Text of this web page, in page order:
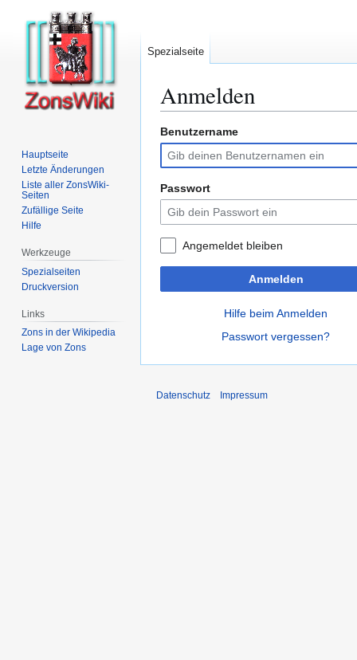
Anmelden
Zur
Navigation
springen
Zur
Suche
springen
Benutzername
Passwort
Angemeldet bleiben
Anmelden
Hilfe beim Anmelden
Passwort vergessen?
Spezialseite
Hauptseite
Letzte Änderungen
Liste aller ZonsWiki-
Seiten
Zufällige Seite
Hilfe
Werkzeuge
Spezialseiten
Druckversion
Links
Zons in der Wikipedia
Lage von Zons
Datenschutz Impressum